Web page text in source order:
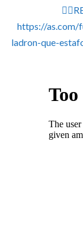
https://as.com/
ladron-que-